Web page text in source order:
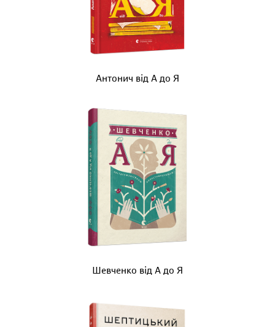
Антонич від А до Я
Шевченко від А до Я